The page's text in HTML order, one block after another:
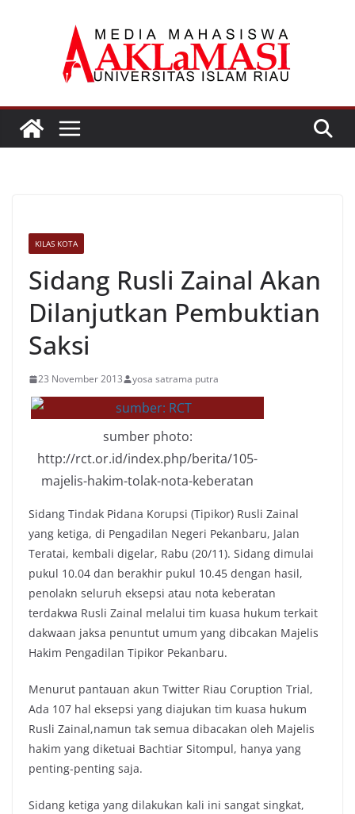
KILAS KOTA
Sidang Rusli Zainal Akan
Dilanjutkan Pembuktian
Saksi
23 November 2013 yosa satrama putra
sumber photo:
http://rct.or.id/index.php/berita/105-
majelis-hakim-tolak-nota-keberatan
Sidang Tindak Pidana Korupsi (Tipikor) Rusli Zainal
yang ketiga, di Pengadilan Negeri Pekanbaru, Jalan
Teratai, kembali digelar, Rabu (20/11). Sidang dimulai
pukul 10.04 dan berakhir pukul 10.45 dengan hasil,
penolakn seluruh eksepsi atau nota keberatan
terdakwa Rusli Zainal melalui tim kuasa hukum terkait
dakwaan jaksa penuntut umum yang dibcakan Majelis
Hakim Pengadilan Tipikor Pekanbaru.
Menurut pantauan akun Twitter Riau Coruption Trial,
Ada 107 hal eksepsi yang diajukan tim kuasa hukum
Rusli Zainal,namun tak semua dibacakan oleh Majelis
hakim yang diketuai Bachtiar Sitompul, hanya yang
penting-penting saja.
Sidang ketiga yang dilakukan kali ini sangat singkat,